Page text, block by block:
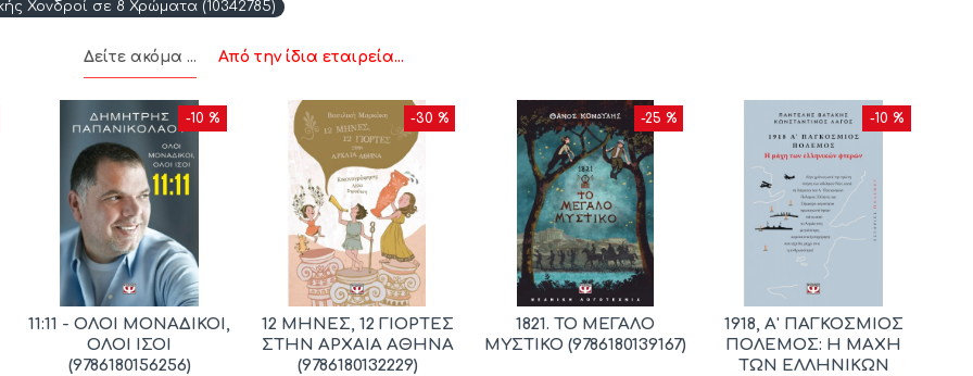
Χονδροί σε 8 Χρώματα (10342785)
Δείτε ακόμα ... Από την ίδια εταιρεία...
-10 %
11:11 - ΟΛΟΙ ΜΟΝΑΔΙΚΟΙ,
ΟΛΟΙ ΙΣΟΙ
(9786180156256)
-30 %
12 ΜΗΝΕΣ, 12 ΓΙΟΡΤΕΣ
ΣΤΗΝ ΑΡΧΑΙΑ ΑΘΗΝΑ
(9786180132229)
-25 %
1821. ΤΟ ΜΕΓΑΛΟ
ΜΥΣΤΙΚΟ (9786180139167)
-10 %
1918, Α' ΠΑΓΚΟΣΜΙΟΣ
ΠΟΛΕΜΟΣ: Η ΜΑΧΗ
ΤΩΝ ΕΛΛΗΝΙΚΩΝ